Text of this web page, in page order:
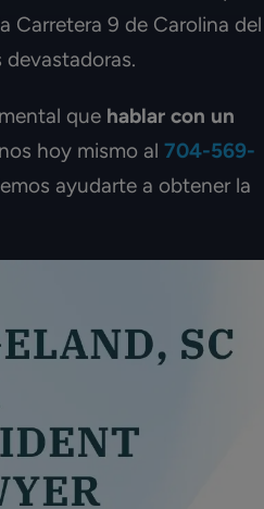
Carretera 9 de Carolina del
que hablar con un
hoy mismo al 704-569-
ayudarte a obtener la
Estoy muy agradecido por el
Ian Hochman y
Muy profesional e hicieron el
MELISSA CHÁVEZ